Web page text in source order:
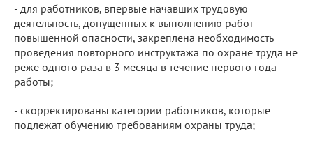
- для работников, впервые начавших трудовую
деятельность, допущенных к выполнению работ
повышенной опасности, закреплена необходимость
проведения повторного инструктажа по охране труда не
реже одного раза в 3 месяца в течение первого года
работы;
- скорректированы категории работников, которые
подлежат обучению требованиям охраны труда;